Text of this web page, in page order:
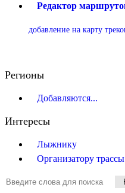
Редактор
добавление на карту
Регионы
Добавляются...
Интересы
Лыжнику
Организатору трассы